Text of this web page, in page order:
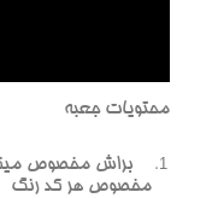
محتويات جعبه
براش مخصوص
مخصوص هر کد رنگ